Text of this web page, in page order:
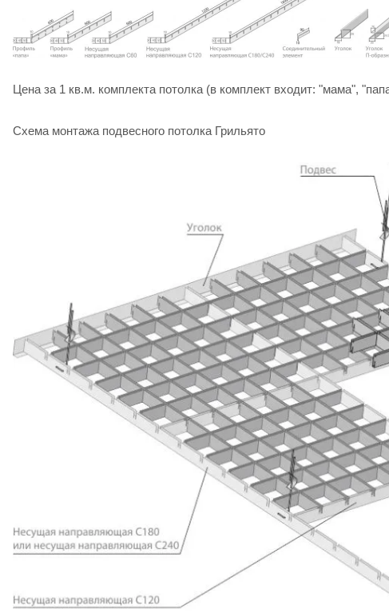
Цена за 1 кв.м. комплекта потолка (в комплект входит: "мама",
Схема монтажа подвесного потолка Грильято